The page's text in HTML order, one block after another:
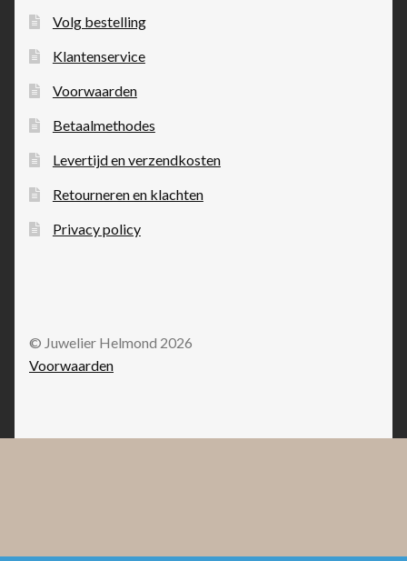
Volg bestelling
Klantenservice
Voorwaarden
Betaalmethodes
Levertijd en verzendkosten
Retourneren en klachten
Privacy policy
© Juwelier Helmond 2026
Voorwaarden